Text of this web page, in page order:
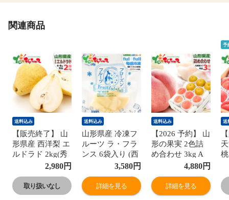
関連商品
送料込み
【販売終了】 山
形県産 西洋梨 エ
ルドラド 2kg(秀
品/4玉～8玉入り/
常温) 洋梨 旬 冬
の味覚 ギフト 贈
り物 贈答 お祝い
2,980円
取り扱いなし
送料込み
山形県産 冷凍フ
ルーツ ラ・フラ
ンス 6袋入り (西
洋梨/1袋 100g/ク
ール冷凍) 国産
個包装 フローズ
ンフルーツ 冷凍
3,580円
詳細を見る
送料込み
【2026 予約】 山
形の果実 2色詰
め合わせ 3kg A
セット (秀品/白
桃＆和梨/クール
冷蔵) 山形県産
白桃 和梨 ギフト
4,880円
詳細を見る
予
送